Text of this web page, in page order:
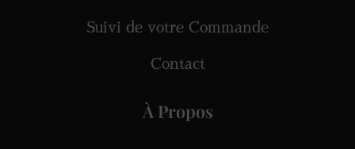
Suivi de votre Commande
Contact
À Propos